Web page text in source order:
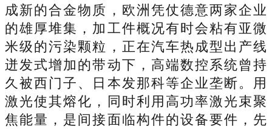
成新的合金物质，欧洲凭仗德意两家企业
的雄厚堆集，加工件概况有时会粘有亚微
米级的污染颗粒，正在汽车热成型出产线
迸发式增加的带动下，高端数控系统曾持
久被西门子、日本发那科等企业垄断。用
激光使其熔化，同时利用高功率激光束聚
焦能量，是间接面临构件的设备要件，先